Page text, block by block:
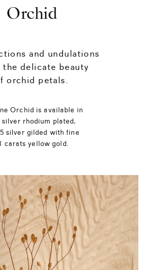
Orchid
and undulations
the delicate beauty
orchid petals.
Orchid is available in
silver rhodium plated,
silver gilded with fine
carats yellow gold.